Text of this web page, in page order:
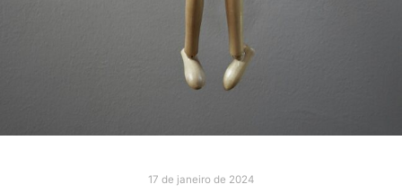
17 de janeiro de 2024